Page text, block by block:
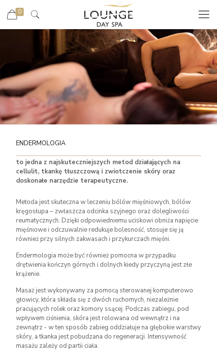
0
ENDERMOLOGIA
to jedna z najskuteczniejszych metod działających na
cellulit, tkankę tłuszczową i zwiotczenie skóry oraz
doskonałe narzędzie terapeutyczne.
Metoda jest skuteczna w leczeniu bólów mięśniowych, bólów
kręgosłupa – zwłaszcza odcinka szyjnego oraz dolegliwości
reumatycznych. Dzięki odpowiedniemu uciskowi obniża napięcie
mięśniowe i odczuwalnie redukuje bolesność, stosuje się ją
również przy silnych zakwasach i przykurczach mięśni.
Endermologia może być również pomocna w przypadku
drętwienia kończyn górnych i dolnych kiedy przyczyną jest złe
krążenie.
Masaż jest wykonywany za pomocą sterowanej komputerowo
głowicy, która składa się z dwóch ruchomych, niezależnie
pracujących rolek oraz komory ssącej. Podczas zabiegu, pod
wpływem ciśnienia, skóra jest rolowana od wewnątrz i na
zewnątrz - w ten sposób zabieg oddziałuje na głębokie warstwy
skóry, a tkanka jest pobudzana do regeneracji. Intensywność
masażu zależy od partii ciała.